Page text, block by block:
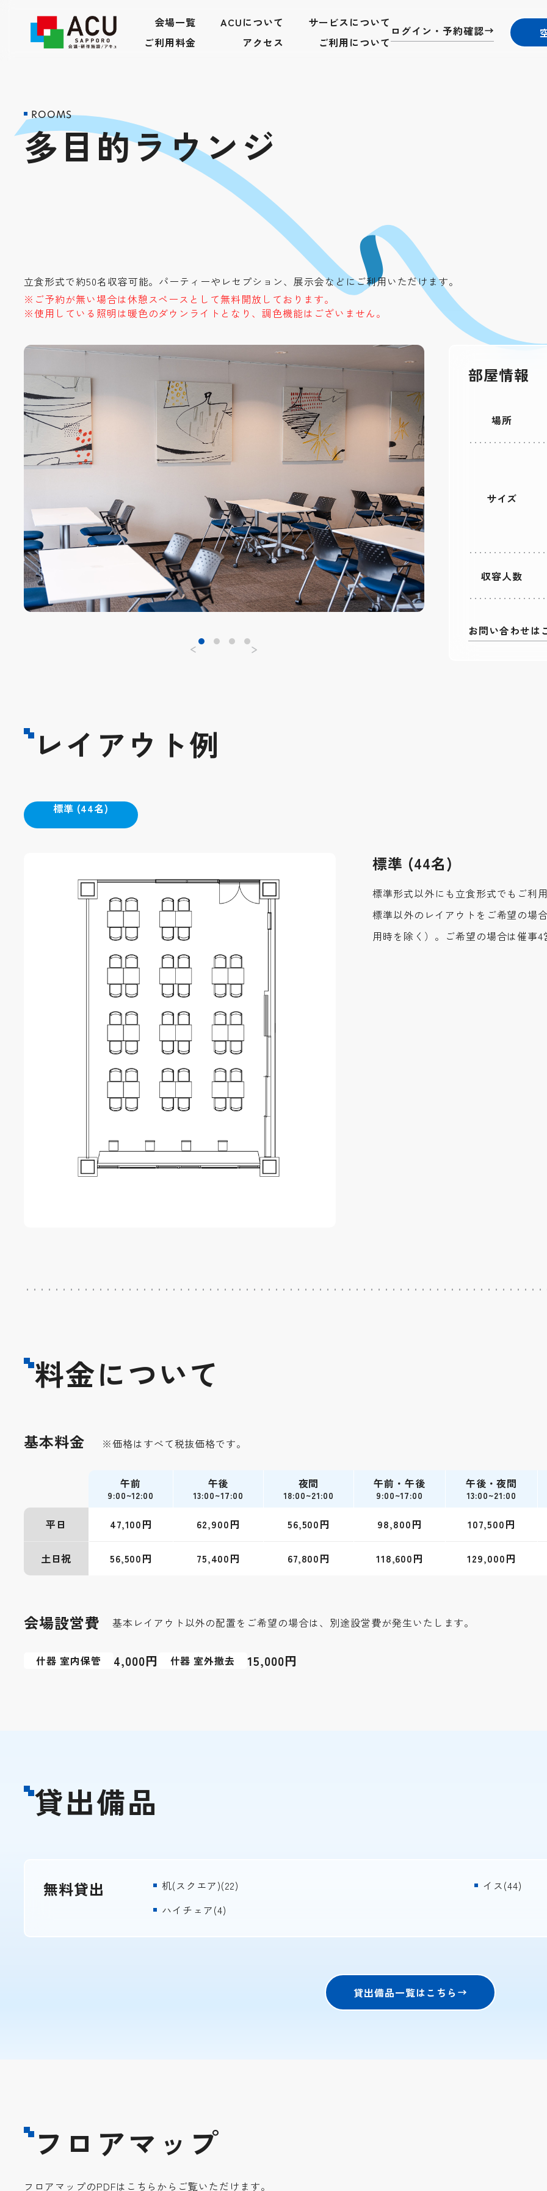
会場一覧 ACUについて
サービスについて
ご利用料金
アクセス ご利用について
ログイン・予約確認
ROOMS
多目的ラウンジ
立食形式で約50名収容可能。パーティーやレセプション、展示会などにご利用いただけます。
※ご予約が無い場合は休憩スペースとして無料開放しております。
※使用している照明は暖色のダウンライトとなり、調色機能はございません。
部屋情報
場所
サイズ
収容人数
お問い合わせは
レイアウト例
標準 (44名)
標準 (44名)
標準形式以外にも立食形式でもご利
標準以外のレイアウトをご希望の場
用時を除く）。ご希望の場合は催事
料金について
基本料金 ※価格はすべて税抜価格です。
午前
9:00~12:00
午後
13:00~17:00
夜間
18:00~21:00
午前・午後
9:00~17:00
午後・夜間
13:00~21:00
平日 47,100円 62,900円 56,500円 98,800円 107,500円
土日祝 56,500円 75,400円 67,800円 118,600円 129,000円
会場設営費 基本レイアウト以外の配置をご希望の場合は、別途設営費が発生いたします。
什器 室内保管 4,000円 什器 室外撤去 15,000円
貸出備品
無料貸出 机(スクエア)(22)
イス(44)
ハイチェア(4)
貸出備品一覧はこちら
フロアマップ
フロアマップのPDFはこちらからご覧いただけます。